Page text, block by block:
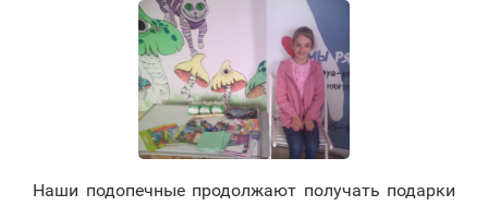
Наши подопечные продолжают получать подарки